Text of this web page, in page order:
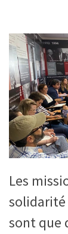
Les
solidarité
sont que